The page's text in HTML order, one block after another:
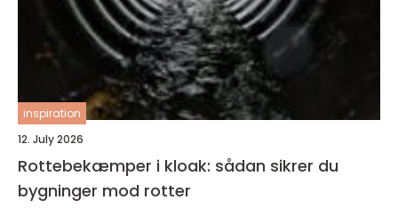
inspiration
12. July 2026
Rottebekæmper i kloak: sådan sikrer du
bygninger mod rotter